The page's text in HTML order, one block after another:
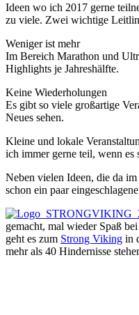
Ideen wo ich 2017 gerne
zu viele. Zwei wichtige
Weniger ist mehr
Im Bereich Marathon und
Highlights je Jahreshälfte.
Keine Wiederholungen
Es gibt so viele großartige
Neues sehen.
Kleine und lokale
ich immer gerne teil, wenn es
Neben vielen Ideen, die da
schon ein paar
gemacht, mal wieder Spaß
geht es zum Strong Viking in
mehr als 40 Hindernisse